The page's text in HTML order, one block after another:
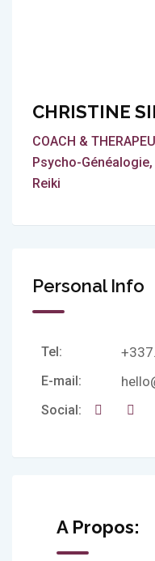
CHRISTINE
COACH &
Psycho-
Reiki
Personal Info
Tel:
E-mail:
Social:
A Propos: